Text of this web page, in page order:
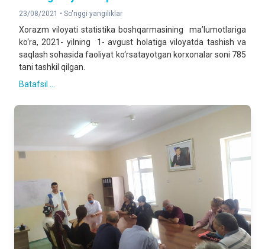
23/08/2021 • So'nggi yangiliklar
Xorazm viloyati statistika boshqarmasining ma’lumotlariga
ko‘ra, 2021- yilning 1- avgust holatiga viloyatda tashish va
saqlash sohasida faoliyat ko‘rsatayotgan korxonalar soni 785
tani tashkil qilgan.
Batafsil ...